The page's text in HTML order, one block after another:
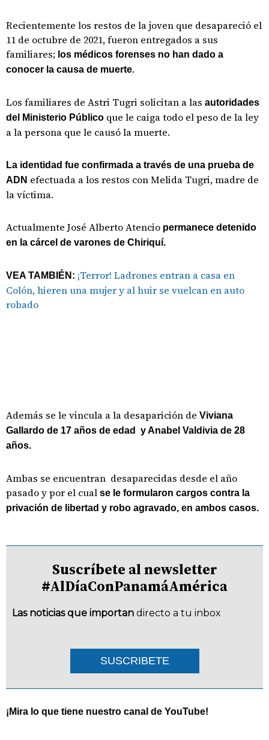
Recientemente los restos de la joven que desapareció el
11 de octubre de 2021, fueron entregados a sus
familiares; los médicos forenses no han dado a
conocer la causa de muerte.
Los familiares de Astri Tugri solicitan a las autoridades
del Ministerio Público que le caiga todo el peso de la ley
a la persona que le causó la muerte.
La identidad fue confirmada a través de una prueba de
ADN efectuada a los restos con Melida Tugri, madre de
la víctima.
Actualmente José Alberto Atencio permanece detenido
en la cárcel de varones de Chiriquí.
VEA TAMBIÉN: ¡Terror! Ladrones entran a casa en
Colón, hieren una mujer y al huir se vuelcan en auto
robado
Además se le vincula a la desaparición de Viviana
Gallardo de 17 años de edad y Anabel Valdivia de 28
años.
Ambas se encuentran desaparecidas desde el año
pasado y por el cual se le formularon cargos contra la
privación de libertad y robo agravado, en ambos casos.
Suscríbete al newsletter
#AlDíaConPanamáAmérica
Las noticias que importan directo a tu inbox
SUSCRIBETE
¡Mira lo que tiene nuestro canal de YouTube!